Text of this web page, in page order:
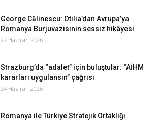
George Călinescu: Otilia’dan Avrupa’ya
Romanya Burjuvazisinin sessiz hikâyesi
27 Haziran 2026
Strazburg’da “adalet” için buluştular: “AİHM
kararları uygulansın” çağrısı
24 Haziran 2026
Romanya ile Türkiye Stratejik Ortaklığı